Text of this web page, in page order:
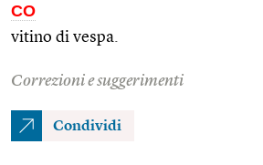
CO
vitino di vespa.
Correzioni e suggerimenti
Condividi